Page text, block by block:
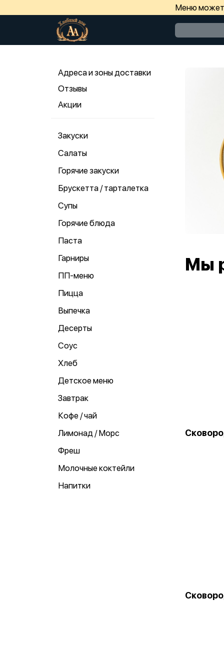
Меню может
Адреса и зоны доставки
Отзывы
Акции
Закуски
Салаты
Горячие закуски
Брускетта / тарталетка
Супы
Горячие блюда
Паста
Гарниры
ПП-меню
Пицца
Выпечка
Десерты
Соус
Хлеб
Детское меню
Завтрак
Кофе / чай
Лимонад / Морс
Фреш
Молочные коктейли
Напитки
Мы